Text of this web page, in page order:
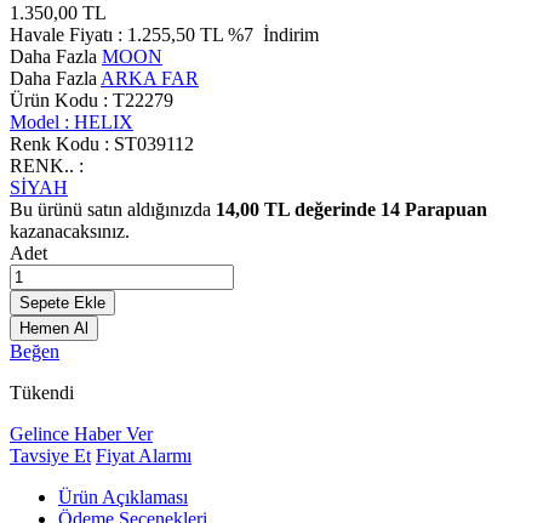
1.350,00 TL
Havale Fiyatı : 1.255,50 TL %7 İndirim
Daha Fazla MOON
Daha Fazla ARKA FAR
Ürün Kodu : T22279
Model : HELIX
Renk Kodu : ST039112
RENK.. :
SİYAH
Bu ürünü satın aldığınızda 14,00 TL değerinde 14 Parapuan
kazanacaksınız.
Adet
Sepete Ekle
Hemen Al
Beğen
Tükendi
Gelince Haber Ver
Tavsiye Et Fiyat Alarmı
Ürün Açıklaması
Ödeme Seçenekleri